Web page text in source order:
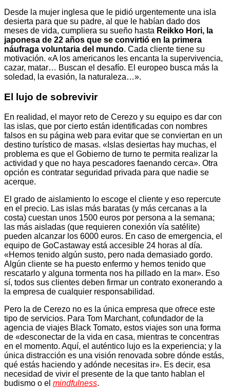
Desde la mujer inglesa que le pidió urgentemente una isla
desierta para que su padre, al que le habían dado dos
meses de vida, cumpliera su sueño hasta Reikko Hori, la
japonesa de 22 años que se convirtió en la primera
náufraga voluntaria del mundo. Cada cliente tiene su
motivación. «A los americanos les encanta la supervivencia,
cazar, matar… Buscan el desafío. El europeo busca más la
soledad, la evasión, la naturaleza…».
El lujo de sobrevivir
En realidad, el mayor reto de Cerezo y su equipo es dar con
las islas, que por cierto están identificadas con nombres
falsos en su página web para evitar que se conviertan en un
destino turístico de masas. «Islas desiertas hay muchas, el
problema es que el Gobierno de turno te permita realizar la
actividad y que no haya pescadores faenando cerca». Otra
opción es contratar seguridad privada para que nadie se
acerque.
El grado de aislamiento lo escoge el cliente y eso repercute
en el precio. Las islas más baratas (y más cercanas a la
costa) cuestan unos 1500 euros por persona a la semana;
las más aisladas (que requieren conexión vía satélite)
pueden alcanzar los 6000 euros. En caso de emergencia, el
equipo de GoCastaway está accesible 24 horas al día.
«Hemos tenido algún susto, pero nada demasiado gordo.
Algún cliente se ha puesto enfermo y hemos tenido que
rescatarlo y alguna tormenta nos ha pillado en la mar». Eso
sí, todos sus clientes deben firmar un contrato exonerando a
la empresa de cualquier responsabilidad.
Pero la de Cerezo no es la única empresa que ofrece este
tipo de servicios. Para Tom Marchant, cofundador de la
agencia de viajes Black Tomato, estos viajes son una forma
de «desconectar de la vida en casa, mientras te concentras
en el momento. Aquí, el auténtico lujo es la experiencia; y la
única distracción es una visión renovada sobre dónde estás,
qué estás haciendo y adónde necesitas ir». Es decir, esa
necesidad de vivir el presente de la que tanto hablan el
budismo o el mindfulness.